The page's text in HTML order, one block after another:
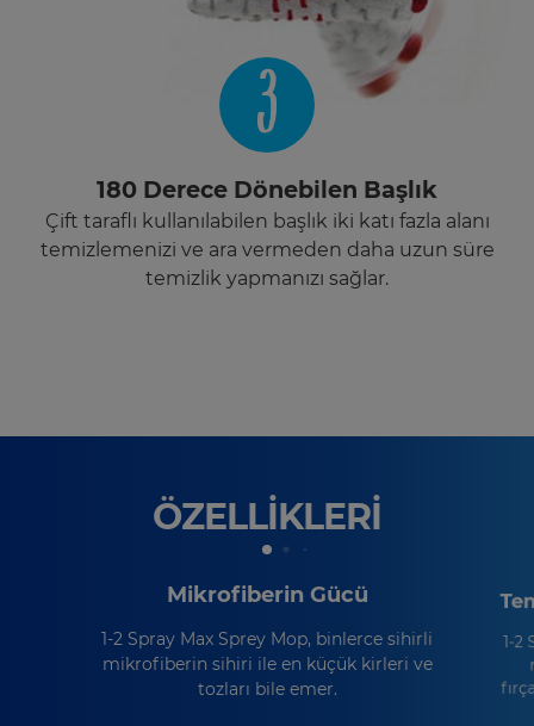
3
180 Derece Dönebilen Başlık
Çift taraflı kullanılabilen başlık iki katı fazla alanı
temizlemenizi ve ara vermeden daha uzun süre
temizlik yapmanızı sağlar.
ÖZELLİKLERİ
Mikrofiberin Gücü
1-2 Spray Max Sprey Mop, binlerce sihirli
mikrofiberin sihiri ile en küçük kirleri ve
tozları bile emer.
1-2